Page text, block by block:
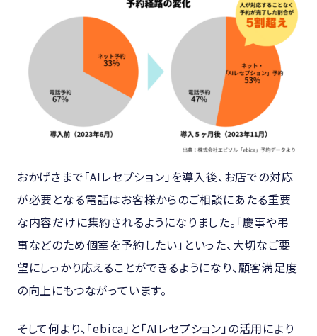
おかげさまで「AIレセプション」を導入後、お店での対応
が必要となる電話はお客様からのご相談にあたる重要
な内容だけに集約されるようになりました。「慶事や弔
事などのため個室を予約したい」といった、大切なご要
望にしっかり応えることができるようになり、顧客満足度
の向上にもつながっています。
そして何より、「ebica」と「AIレセプション」の活用により